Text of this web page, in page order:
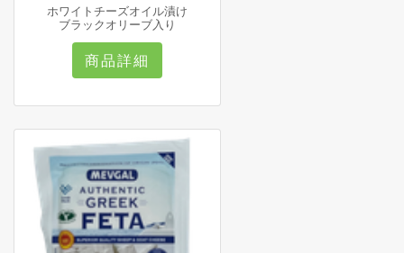
ホワイトチーズオイル漬け
ブラックオリーブ入り
商品詳細